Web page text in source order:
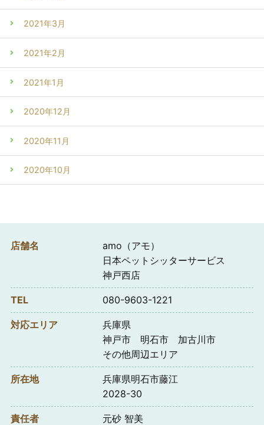
2021年3月
2021年2月
2021年1月
2020年12月
2020年11月
2020年10月
店舗名
amo（アモ）
日本ペットシッターサービス
神戸西店
TEL 080-9603-1221
対応エリア
兵庫県
神戸市 明石市 加古川市
その他周辺エリア
所在地
兵庫県明石市藤江
2028-30
責任者 元砂 智美